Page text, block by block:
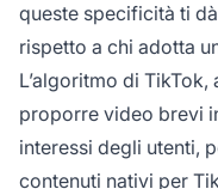
queste specificità ti
rispetto a chi adotta
L’algoritmo di
proporre video brevi
interessi degli utenti,
contenuti nativi per